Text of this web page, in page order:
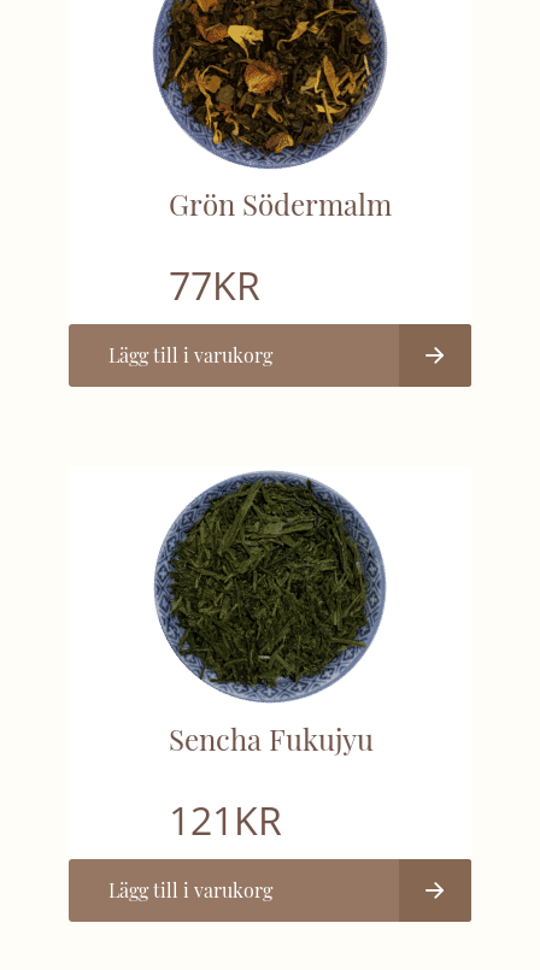
Grön Södermalm
77KR
Lägg till i varukorg
Sencha Fukujyu
121 KR
Lägg till i varukorg